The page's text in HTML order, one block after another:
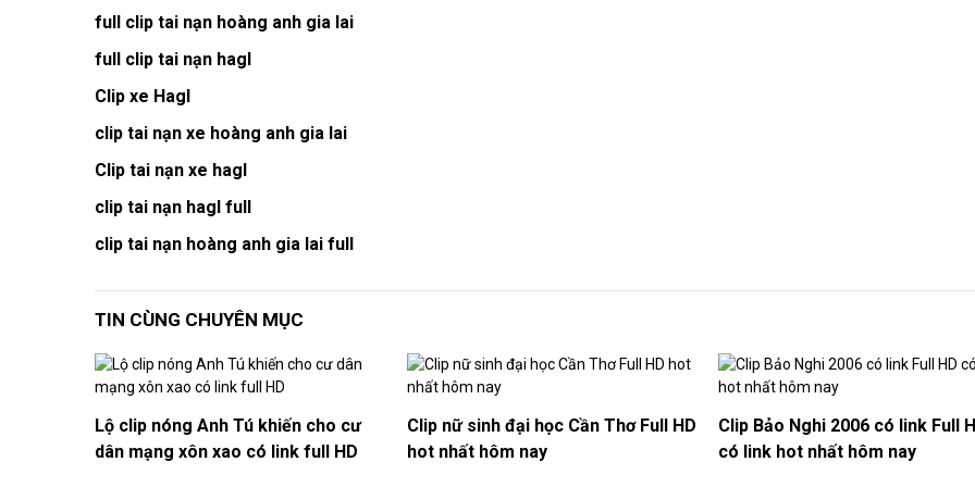
full clip tai nạn hoàng anh gia lai
full clip tai nạn hagl
Clip xe Hagl
clip tai nạn xe hoàng anh gia lai
Clip tai nạn xe hagl
clip tai nạn hagl full
clip tai nạn hoàng anh gia lai full
TIN CÙNG CHUYÊN MỤC
Lộ clip nóng Anh Tú khiến cho cư
dân mạng xôn xao có link full HD
Clip nữ sinh đại học Cần Thơ Full HD
hot nhất hôm nay
Clip Bảo Nghi 2006 có link Full
có link hot nhất hôm nay